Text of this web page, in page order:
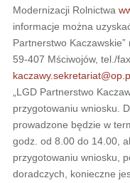
Modernizacji Rolnictwa
informacje można
Partnerstwo
59-407 Mściwojów, tel./
„LGD Partnerstwo
przygotowaniu wniosku.
prowadzone będzie w
godz. od 8.00 do 14.00,
przygotowaniu wniosku,
doradczych, konieczne